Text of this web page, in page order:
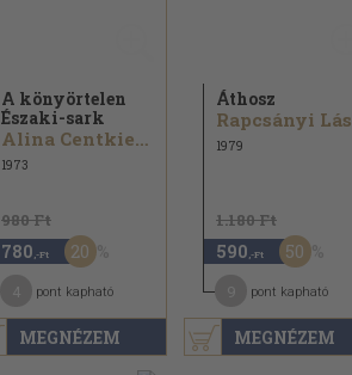
MEGNÉZEM
A könyörtelen
Északi-sark
Alina Centkiewicz...
1973
980 Ft
780 ,-Ft 20
pont kapható
MEGNÉZEM
Áthosz
1979
1.180 Ft
590 ,-Ft 50
pont kapható